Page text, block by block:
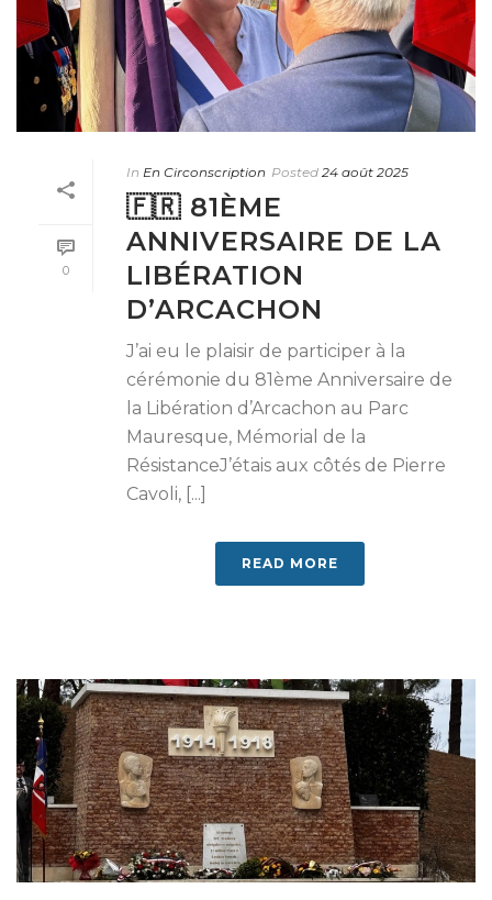
0
In En Circonscription Posted 24 août 2025
🇫🇷 81ÈME
ANNIVERSAIRE DE LA
LIBÉRATION
D’ARCACHON
J’ai eu le plaisir de participer à la
cérémonie du 81ème Anniversaire de
la Libération d’Arcachon au Parc
Mauresque, Mémorial de la
RésistanceJ’étais aux côtés de Pierre
Cavoli, [...]
READ MORE